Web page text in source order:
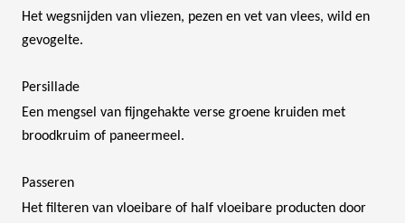
Het wegsnijden van vliezen, pezen en vet van vlees, wild en
gevogelte.
Persillade
Een mengsel van fijngehakte verse groene kruiden met
broodkruim of paneermeel.
Passeren
Het filteren van vloeibare of half vloeibare producten door